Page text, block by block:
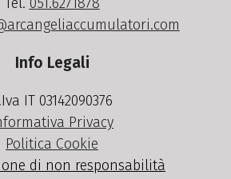
Info Legali
IT 03142090376
Privacy
Politica Cookie
di non responsabilità